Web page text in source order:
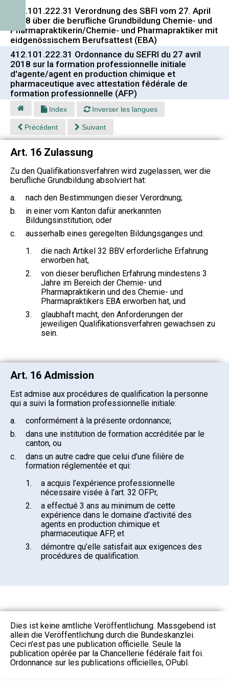
412.101.222.31 Verordnung des SBFI vom 27. April
2018 über die berufliche Grundbildung Chemie- und
Pharmapraktikerin/Chemie- und Pharmapraktiker mit
eidgenössischem Berufsattest (EBA)
412.101.222.31 Ordonnance du SEFRI du 27 avril
2018 sur la formation professionnelle initiale
d'agente/agent en production chimique et
pharmaceutique avec attestation fédérale de
formation professionnelle (AFP)
Index Inverser les langues
Précédent Suivant
Art. 16 Zulassung
Zu den Qualifikationsverfahren wird zugelassen, wer die
berufliche Grundbildung absolviert hat:
a.
nach den Bestimmungen dieser Verordnung;
b.
in einer vom Kanton dafür anerkannten
Bildungsinstitution; oder
c.
ausserhalb eines geregelten Bildungsganges und:
1.
die nach Artikel 32 BBV erforderliche Erfahrung
erworben hat,
2.
von dieser beruflichen Erfahrung mindestens 3
Jahre im Bereich der Chemie- und
Pharmapraktikerin und des Chemie- und
Pharmapraktikers EBA erworben hat, und
3.
glaubhaft macht, den Anforderungen der
jeweiligen Qualifikationsverfahren gewachsen zu
sein.
Art. 16 Admission
Est admise aux procédures de qualification la personne
qui a suivi la formation professionnelle initiale:
a.
conformément à la présente ordonnance;
b.
dans une institution de formation accréditée par le
canton, ou
c.
dans un autre cadre que celui d’une filière de
formation réglementée et qui:
1.
a acquis l’expérience professionnelle
nécessaire visée à l’art. 32 OFPr,
2.
a effectué 3 ans au minimum de cette
expérience dans le domaine d’activité des
agents en production chimique et
pharmaceutique AFP, et
3.
démontre qu’elle satisfait aux exigences des
procédures de qualification.
Dies ist keine amtliche Veröffentlichung. Massgebend ist
allein die Veröffentlichung durch die Bundeskanzlei.
Ceci n’est pas une publication officielle. Seule la
publication opérée par la Chancellerie fédérale fait foi.
Ordonnance sur les publications officielles, OPubl.